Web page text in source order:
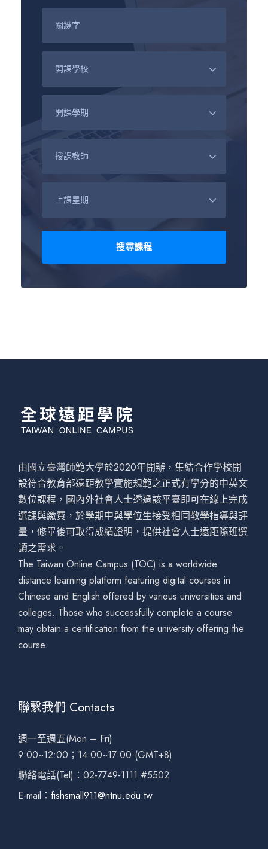
由國立臺灣師範大學於2020年開辦，集結合作學校開
設符合教育部遠距教學實施規範之正式有學分的中英文
數位課程，國內外社會人士透過該平臺即可在線上完成
選課與繳費，於學期中與學位生接受相同教學指導與評
量，修畢後可取得成績證明，提供社會人士遠距隨班選
讀之需求。
The Taiwan Online Campus (TOC) is a worldwide
distance learning platform featuring digital courses in
Chinese and English offered by various universities and
colleges. Those who successfully complete a course
may obtain a certification from the university offering the
course.
聯繫我們 Contacts
週一至週五(Mon – Fri)
9:00~12:00；14:00~17:00 (GMT+8)
聯絡電話(Tel)：02-7749-1111 #5502
E-mail： fishsmall911@ntnu.edu.tw